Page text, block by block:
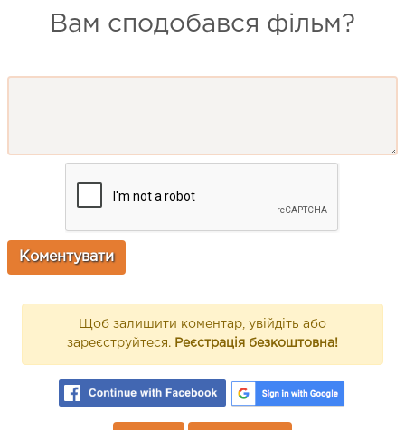
Вам сподобався фільм?
Щоб залишити коментар, увійдіть або
зареєструйтеся. Реєстрація безкоштовна!